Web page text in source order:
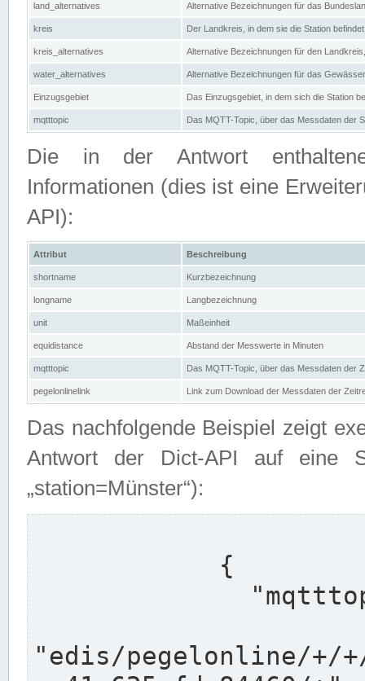
land_alternatives Alternative Bezeichnungen für das
kreis Der Landkreis, in dem sie die Station befindet
kreis_alternatives Alternative Bezeichnungen für den
water_alternatives Alternative Bezeichnungen für das
Einzugsgebiet Das Einzugsgebiet, in dem sich die Station
mqtttopic Das MQTT-Topic, über das Messdaten der
Die in der Antwort
Informationen (dies ist eine
API):
Attribut Beschreibung
shortname Kurzbezeichnung
longname Langbezeichnung
unit Maßeinheit
equidistance Abstand der Messwerte in Minuten
mqtttopic Das MQTT-Topic, über das Messdaten der
pegelonlinelink Link zum Download der Messdaten der
Das nachfolgende Beispiel zeigt
Antwort der Dict-API auf eine
„station=Münster“):
"edis/pegelonline/+/